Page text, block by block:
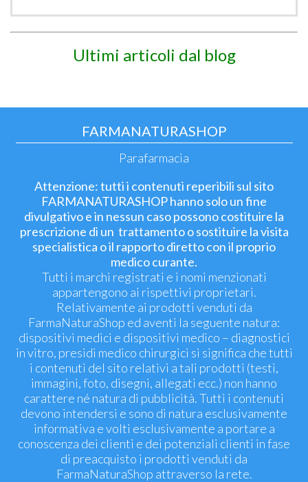
Ultimi articoli dal blog
FARMANATURASHOP
Parafarmacia
Attenzione: tutti i contenuti reperibili sul sito
FARMANATURASHOP hanno solo un fine
divulgativo e in nessun caso possono costituire la
prescrizione di un trattamento o sostituire la visita
specialistica o il rapporto diretto con il proprio
medico curante.
Tutti i marchi registrati e i nomi menzionati
appartengono ai rispettivi proprietari.
Relativamente ai prodotti venduti da
FarmaNaturaShop ed aventi la seguente natura:
dispositivi medici e dispositivi medico – diagnostici
in vitro, presidi medico chirurgici si significa che tutti
i contenuti del sito relativi a tali prodotti (testi,
immagini, foto, disegni, allegati ecc.) non hanno
carattere né natura di pubblicità. Tutti i contenuti
devono intendersi e sono di natura esclusivamente
informativa e volti esclusivamente a portare a
conoscenza dei clienti e dei potenziali clienti in fase
di preacquisto i prodotti venduti da
FarmaNaturaShop attraverso la rete.